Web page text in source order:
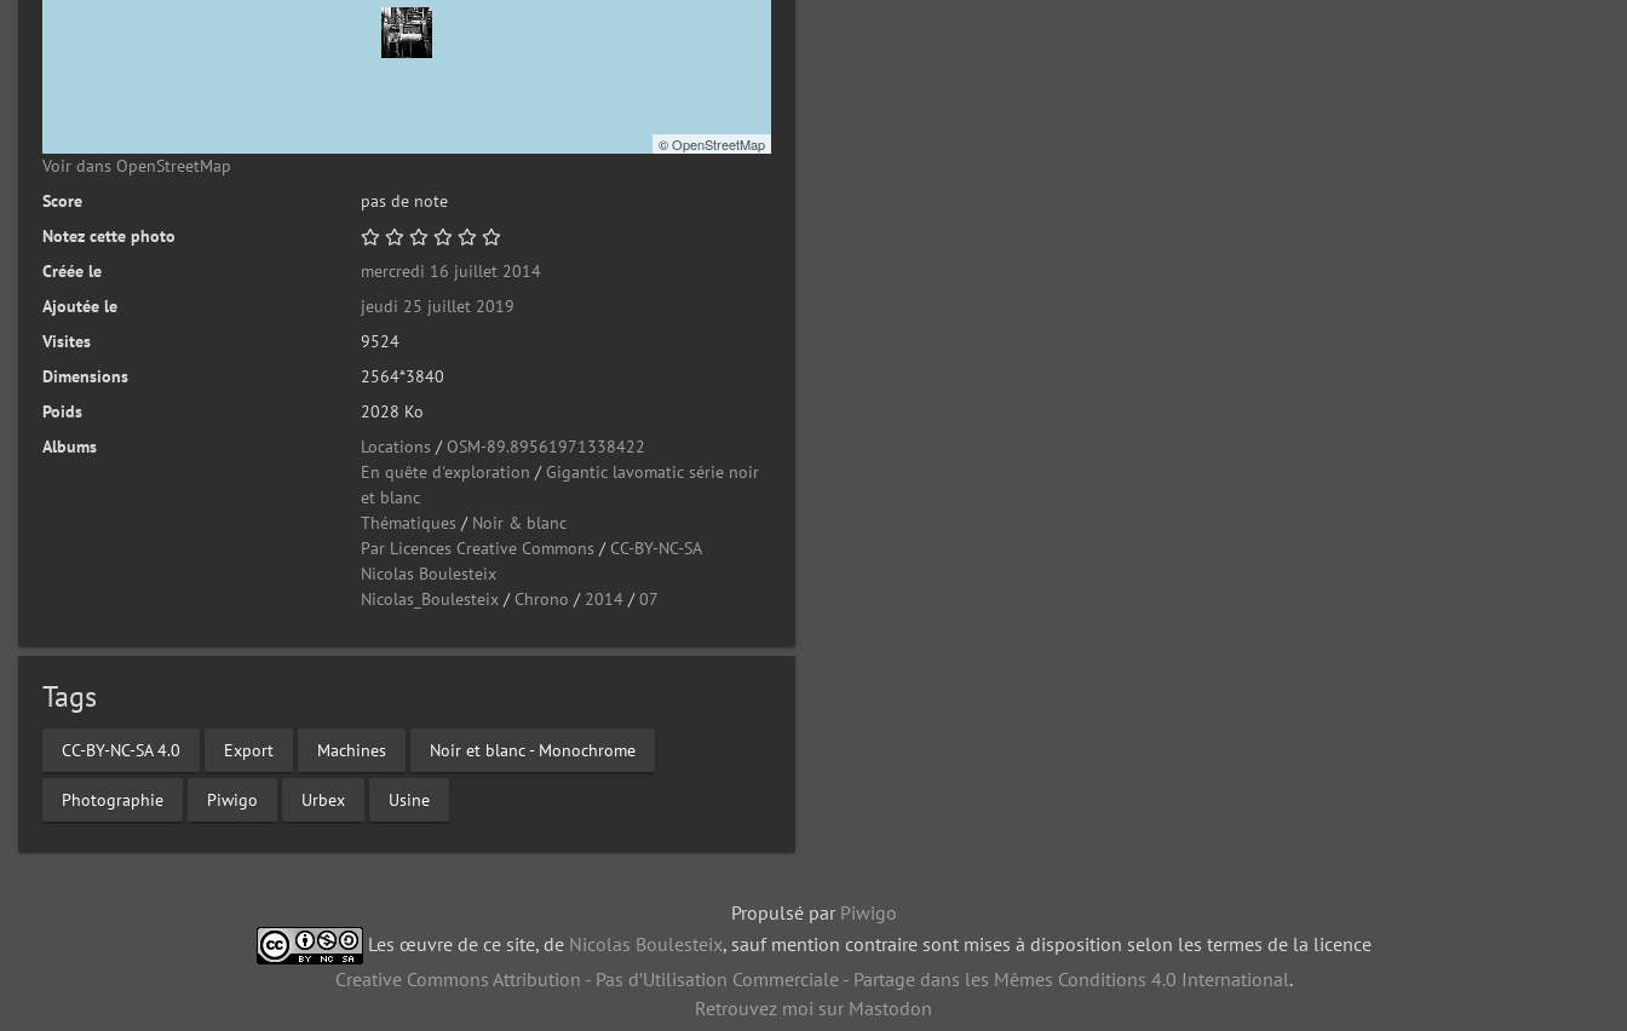
©OpenStreetMap
Voir dans OpenStreetMap
Score
pas de note
Notez cette photo
Créée le
mercredi 16 juillet 2014
Ajoutée le
jeudi 25 juillet 2019
Visites
9524
Dimensions
2564*3840
Poids
2028 Ko
Albums
Locations / OSM-89.89561971338422
En quête d'exploration / Gigantic lavomatic série noir
et blanc
Thématiques / Noir & blanc
Par Licences Creative Commons / CC-BY-NC-SA
Nicolas Boulesteix
Nicolas_Boulesteix / Chrono / 2014 /07
Tags
CC-BY-NC-SA 4.0 Export Machines Noir et blanc - Monochrome
Photographie Piwigo Urbex Usine
Propulsé par Piwigo
Les œuvre de ce site, de Nicolas Boulesteix, sauf mention contraire sont mises à disposition selon les termes de la licence
Creative Commons Attribution - Pas d’Utilisation Commerciale - Partage dans les Mêmes Conditions 4.0 International.
Retrouvez moi sur Mastodon